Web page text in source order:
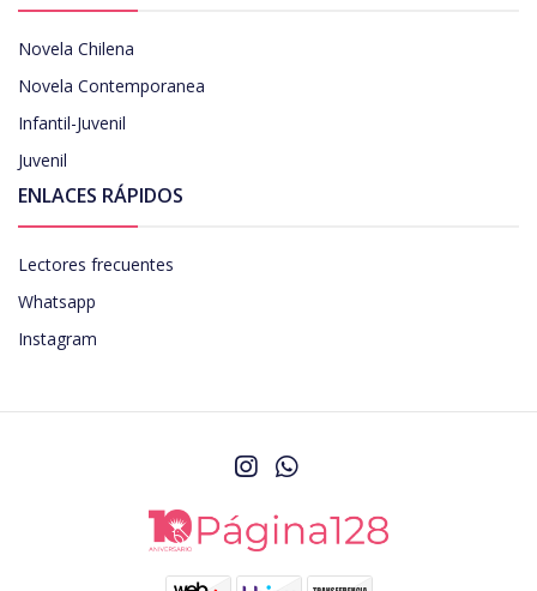
Novela Chilena
Novela Contemporanea
Infantil-Juvenil
Juvenil
ENLACES RÁPIDOS
Lectores frecuentes
Whatsapp
Instagram